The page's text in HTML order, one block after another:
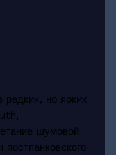
но ярких
шумовой
постпанковского